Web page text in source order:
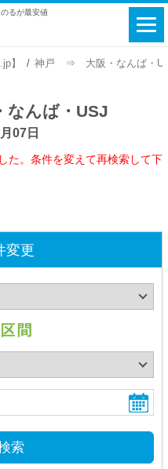
るが最安値
】 神戸 ⇒ 大阪・なんば・
んば・USJ
07日
た。条件を変えて再検索して下
変更
索